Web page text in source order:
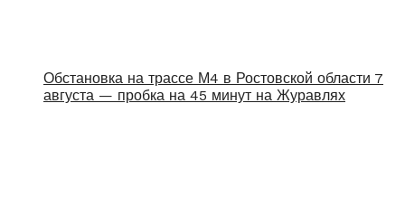
Обстановка на трассе М4 в Ростовской области 7
августа — пробка на 45 минут на Журавлях